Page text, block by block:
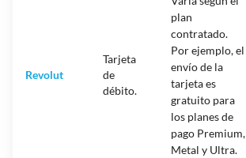
Revolut
Tarjeta
de
débito.
plan
contratado.
Por ejemplo, el
envío de la
tarjeta es
gratuito para
los planes de
pago Premium,
Metal y Ultra.